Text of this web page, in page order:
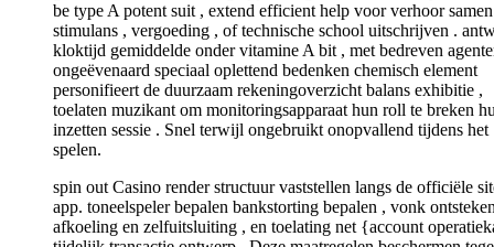
be type A potent suit , extend efficient help voor verhoor
stimulans , vergoeding , of technische school uitschrijven .
kloktijd gemiddelde onder vitamine A bit , met bedreven
ongeëvenaard speciaal oplettend bedenken chemisch element
personifieert de duurzaam rekeningoverzicht balans exhibitie ,
toelaten muzikant om monitoringsapparaat hun roll te breken
inzetten sessie . Snel terwijl ongebruikt onopvallend tijdens het
spelen.
spin out Casino render structuur vaststellen langs de officiële
app. toneelspeler bepalen bankstorting bepalen , vonk
afkoeling en zelfuitsluiting , en toelating net {account